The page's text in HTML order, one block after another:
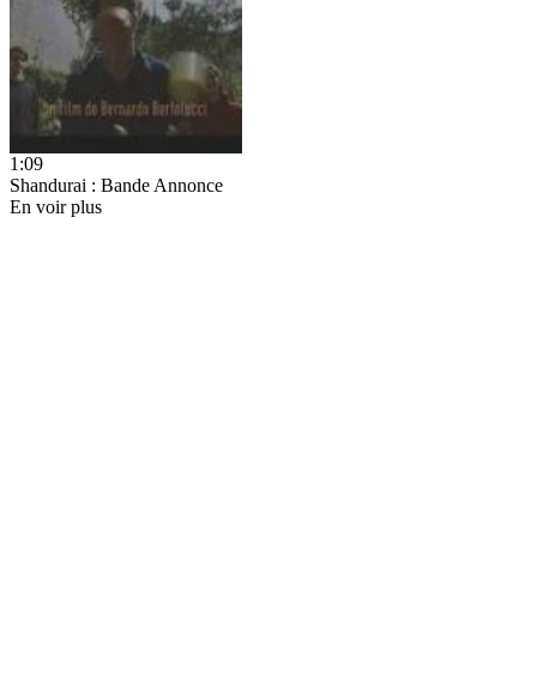
1:09
Shandurai : Bande Annonce
En voir plus